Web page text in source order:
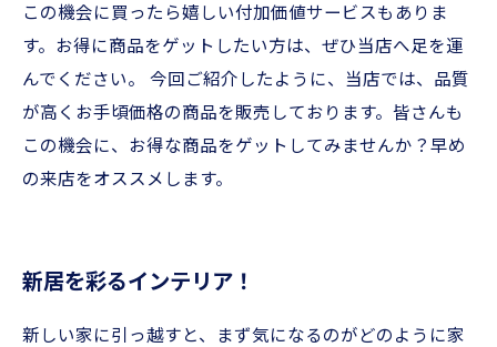
この機会に買ったら嬉しい付加価値サービスもありま
す。お得に商品をゲットしたい方は、ぜひ当店へ足を運
んでください。 今回ご紹介したように、当店では、品質
が高くお手頃価格の商品を販売しております。皆さんも
この機会に、お得な商品をゲットしてみませんか？早め
の来店をオススメします。
新居を彩るインテリア！
新しい家に引っ越すと、まず気になるのがどのように家